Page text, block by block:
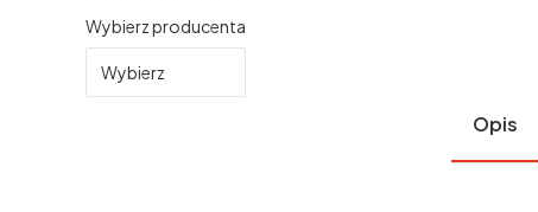
Wybierz producenta
Wybierz
Opis